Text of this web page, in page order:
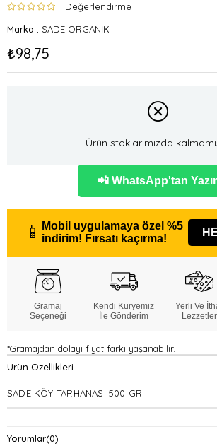
Değerlendirme
Marka : SADE ORGANİK
₺98,75
Ürün stoklarımızda
📲 WhatsApp'tan
📱 Mobil uygulamaya özel %5
indirim! Fırsatı kaçırma!
Gramaj
Seçeneği
Kendi Kuryemiz
İle Gönderim
Yerli Ve
Lezzetler
*Gramajdan dolayı fiyat farkı yaşanabilir.
Ürün Özellikleri
SADE KÖY TARHANASI 500 GR
Yorumlar(0)